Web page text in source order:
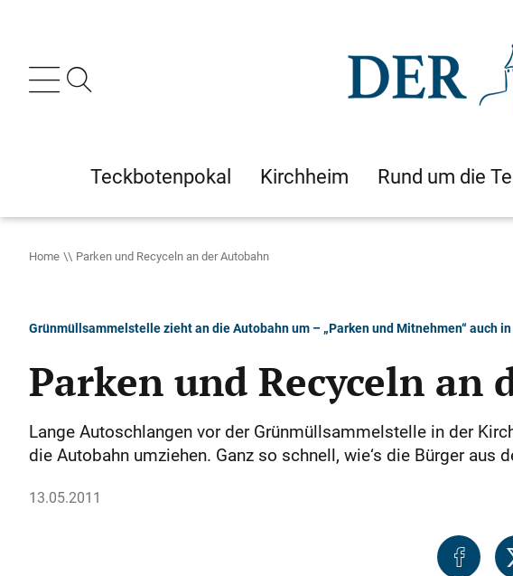
Teckbotenpokal Kirchheim Rund um die
Home Parken und Recyceln an der Autobahn
Grünmüllsammelstelle zieht an die Autobahn um – „Parken und Mitnehmen“ auch in
Parken und Recyceln an
Lange Autoschlangen vor der Grünmüllsammelstelle in der
die Autobahn umziehen. Ganz so schnell, wie‘s die Bürger
13.05.2011